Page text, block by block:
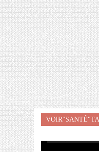
[Vidéo] Objectif
belle